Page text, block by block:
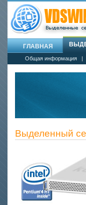
ГЛАВНАЯ
Общая информация |
Выделенный